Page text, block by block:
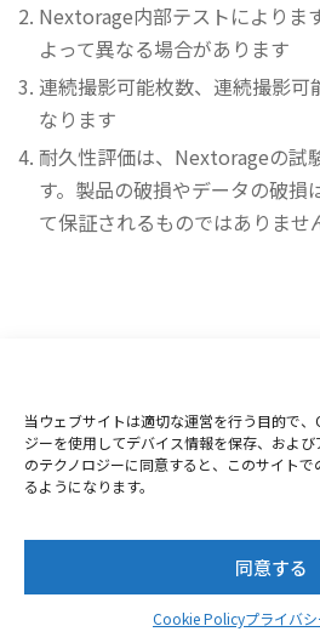
当ウェブサイトは適切な運営を行う目的で
ジーを使用してデバイス情報を保存、およ
のテクノロジーに同意すると、このサイト
るようになります。
同意する
Cookie Policyプライバ
Nextorage内部テストによりま
よって異なる場合があります
連続撮影可能枚数、連続撮影
なります
耐久性評価は、Nextorageの試
す。製品の破損やデータの破損
て保証されるものではありませ
Copyright 2019-2026Nextorage
プライバシーポリシー
ウェブサイ